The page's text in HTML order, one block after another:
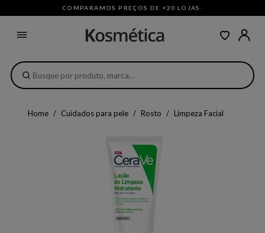
COMPARAMOS PREÇOS DE +20 LOJAS ·
Home Cuidados para pele Rosto Limpeza Facial